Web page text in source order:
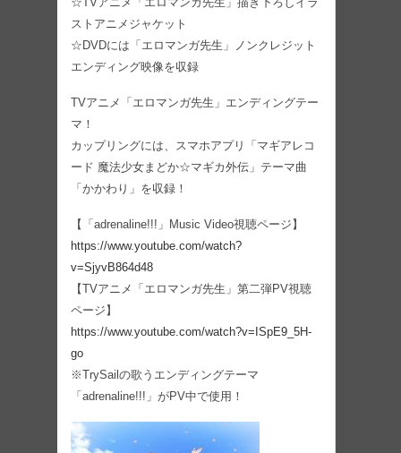
ストアニメジャケット
☆DVDには「エロマンガ先生」ノンクレジット
エンディング映像を収録
TVアニメ「エロマンガ先生」エンディングテー
マ！
カップリングには、スマホアプリ「マギアレコ
ード 魔法少女まどか☆マギカ外伝」テーマ曲
「かかわり」を収録！
【「adrenaline!!!」Music Video視聴ページ】
https://www.youtube.com/watch?
v=SjyvB864d48
【TVアニメ「エロマンガ先生」第二弾PV視聴
ページ】
https://www.youtube.com/watch?v=ISpE9_5H-
go
※TrySailの歌うエンディングテーマ
「adrenaline!!!」がPV中で使用！